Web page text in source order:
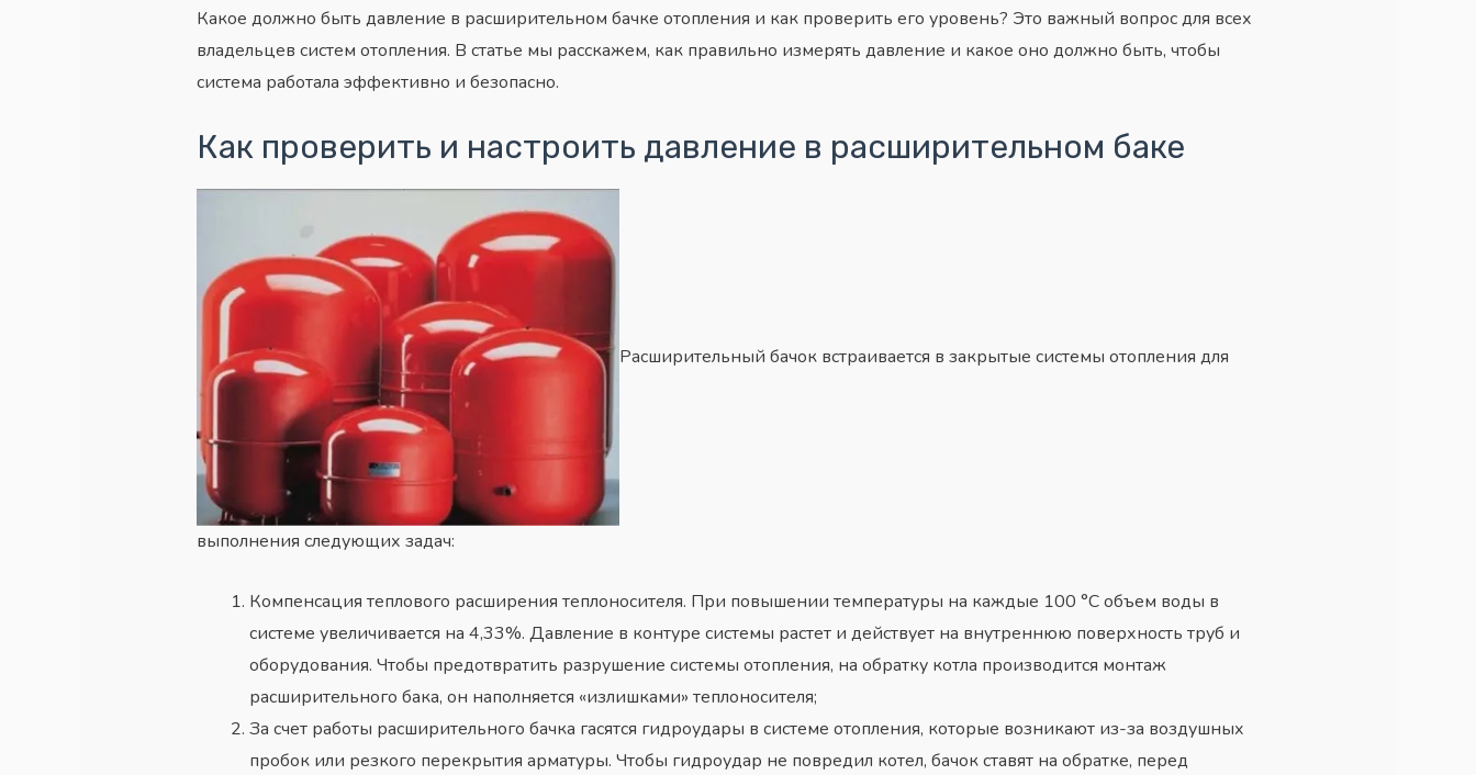
Какое должно быть давление в расширительном бачке отопления и как проверить его уровень? Это важный вопрос для всех
владельцев систем отопления. В статье мы расскажем, как правильно измерять давление и какое оно должно быть, чтобы
система работала эффективно и безопасно.
Как проверить и настроить давление в расширительном баке
Расширительный бачок встраивается в закрытые системы отопления для
выполнения следующих задач:
Компенсация теплового расширения теплоносителя. При повышении температуры на каждые 100 °C объем воды в
системе увеличивается на 4,33%. Давление в контуре системы растет и действует на внутреннюю поверхность труб и
оборудования. Чтобы предотвратить разрушение системы отопления, на обратку котла производится монтаж
расширительного бака, он наполняется «излишками» теплоносителя;
За счет работы расширительного бачка гасятся гидроудары в системе отопления, которые возникают из-за воздушных
пробок или резкого перекрытия арматуры. Чтобы гидроудар не повредил котел, бачок ставят на обратке, перед